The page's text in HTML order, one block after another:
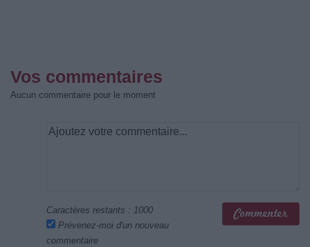
Vos commentaires
Aucun commentaire pour le moment
Caractères restants : 1000
Prévenez-moi d'un nouveau
commentaire